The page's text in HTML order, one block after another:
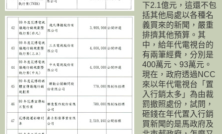
下2.1億元，這還不包
括其他局處以各種名
義買來的新聞，嚴重
排擠其他預算。其
中，給年代電視台的
有兩筆經費，分別是
400萬元、93萬元。
現在，政府透過NCC
來以年代電視台「置
入行銷太多」為由裁
罰撤照處份，試問，
砸錢在年代置入行銷
買新聞的是馬政府及